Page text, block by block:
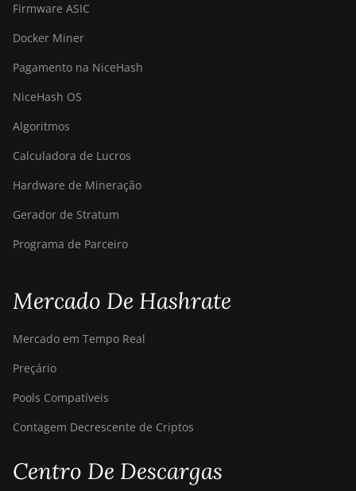
Firmware ASIC
Docker Miner
Pagamento na NiceHash
NiceHash OS
Algoritmos
Calculadora de Lucros
Hardware de Mineração
Gerador de Stratum
Programa de Parceiro
Mercado De Hashrate
Mercado em Tempo Real
Preçário
Pools Compatíveis
Contagem Decrescente de Criptos
Centro De Descargas